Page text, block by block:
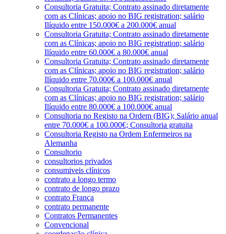
Consultoria Gratuita; Contrato assinado diretamente
com as Clínicas; apoio no BIG registration; salário
Ilíquido entre 150.000€ a 200.000€ anual
Consultoria Gratuita; Contrato assinado diretamente
com as Clínicas; apoio no BIG registration; salário
Ilíquido entre 60.000€ a 80.000€ anual
Consultoria Gratuita; Contrato assinado diretamente
com as Clínicas; apoio no BIG registration; salário
Ilíquido entre 70.000€ a 100.000€ anual
Consultoria Gratuita; Contrato assinado diretamente
com as Clínicas; apoio no BIG registration; salário
Ilíquido entre 80.000€ a 100.000€ anual
Consultoria no Registo na Ordem (BIG); Salário anual
entre 70.000€ a 100.000€; Consultoria gratuita
Consultoria Registo na Ordem Enfermeiros na
Alemanha
Consultorio
consultorios privados
consumiveis clínicos
contrato a longo termo
contrato de longo prazo
contrato França
contrato permanente
Contratos Permanentes
Convencional